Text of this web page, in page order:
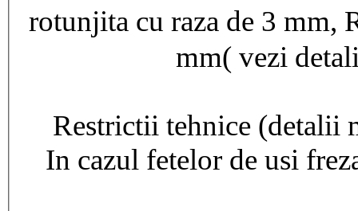
rotunjita cu raza de 3
mm( vezi
Restrictii tehnice (detalii
In cazul fetelor de usi